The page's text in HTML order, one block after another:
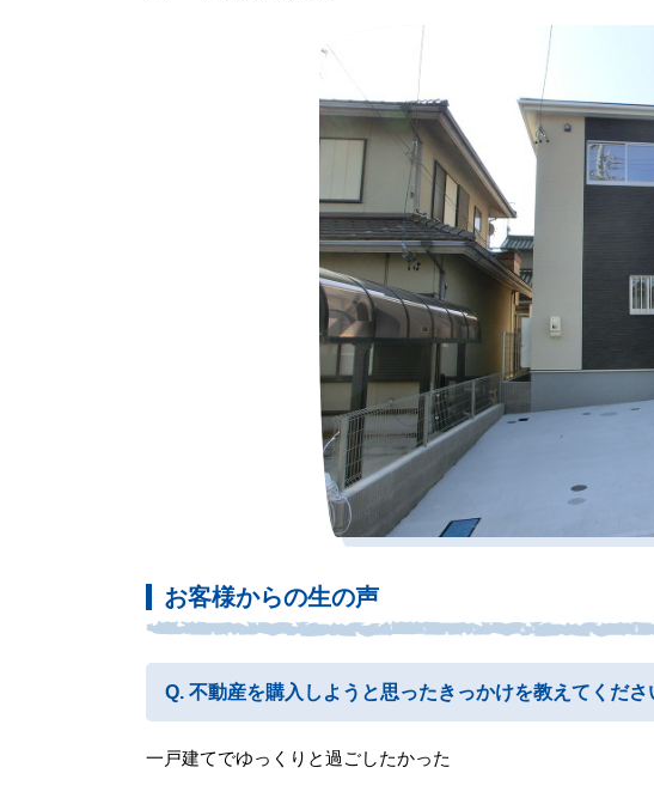
お客様からの生の声
不動産を購入しようと思ったきっかけを教えてくださ
一戸建てでゆっくりと過ごしたかった